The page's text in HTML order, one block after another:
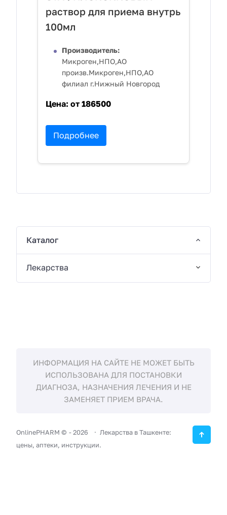
раствор для приема внутрь
100мл
Производитель:
Микроген,НПО,АО
произв.Микроген,НПО,АО
филиал г.Нижный Новгород
Цена: от 186500
Подробнее
Каталог
Лекарства
ИНФОРМАЦИЯ НА САЙТЕ НЕ МОЖЕТ БЫТЬ
ИСПОЛЬЗОВАНА ДЛЯ ПОСТАНОВКИ
ДИАГНОЗА, НАЗНАЧЕНИЯ ЛЕЧЕНИЯ И НЕ
ЗАМЕНЯЕТ ПРИЕМ ВРАЧА.
OnlinePHARM © -2026
Лекарства в Ташкенте:
цены, аптеки, инструкции.